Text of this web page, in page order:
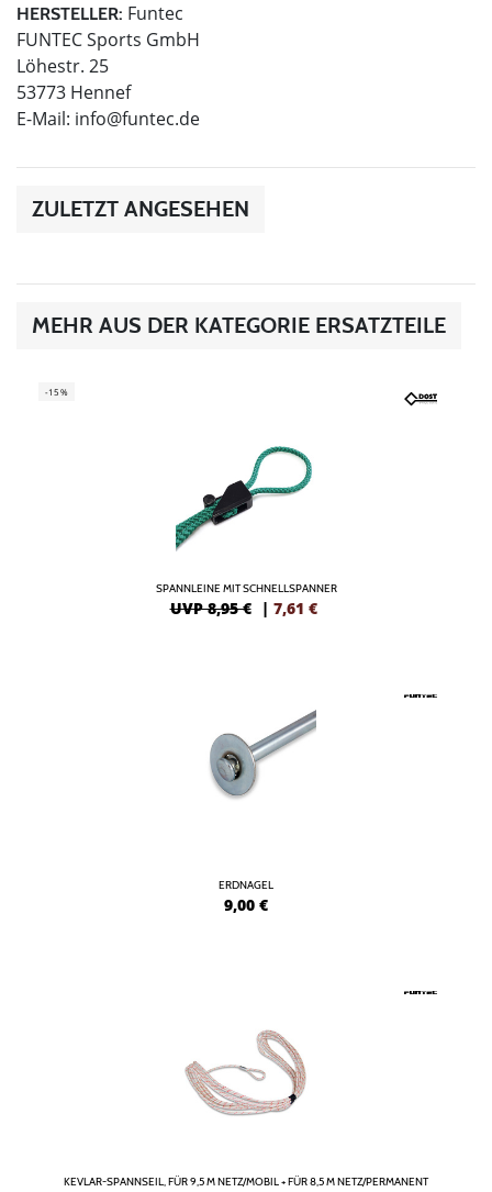
HERSTELLER: Funtec
FUNTEC Sports GmbH
Löhestr. 25
53773 Hennef
E-Mail: info@funtec.de
ZULETZT ANGESEHEN
MEHR AUS DER KATEGORIE ERSATZTEILE
-15%
SPANNLEINE MIT SCHNELLSPANNER
UVP 8,95 € | 7,61 €
ERDNAGEL
9,00 €
KEVLAR-SPANNSEIL, FÜR 9,5 M NETZ/MOBIL + FÜR 8,5 M NETZ/PERMANENT